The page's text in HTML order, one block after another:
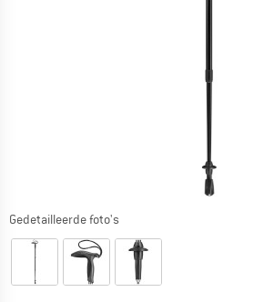
Gedetailleerde foto's